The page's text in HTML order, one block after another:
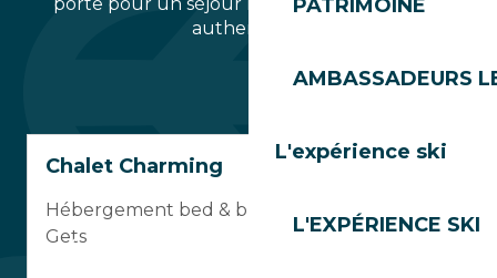
PATRIMOINE
AMBASSADEURS
L'expérience ski
L'EXPÉRIENCE SKI
authenticité.
Chalet Charming
Hébergement bed & breakfast au centre des
Gets